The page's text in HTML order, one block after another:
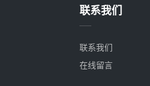
联系我们
联系我们
在线留言